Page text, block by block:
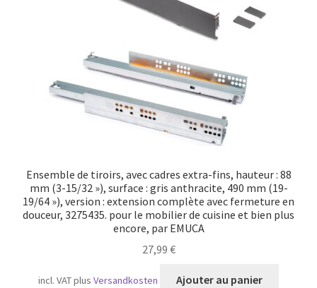
Ensemble de tiroirs, avec cadres extra-fins, hauteur : 88
mm (3-15/32 »), surface : gris anthracite, 490 mm (19-
19/64 »), version : extension complète avec fermeture en
douceur, 3275435. pour le mobilier de cuisine et bien plus
encore, par EMUCA
27,99 €
incl. VATplusVersandkosten Ajouter au panier